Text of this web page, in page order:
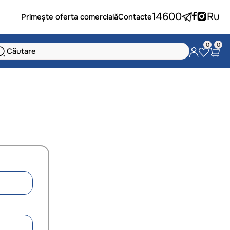
Primește oferta comercialăContacte14600 Ru
0 0